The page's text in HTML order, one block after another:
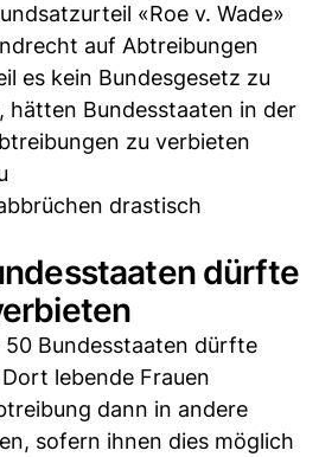
«Roe v. Wade»
auf Abtreibungen
es kein Bundesgesetz zu
hätten Bundesstaaten in der
zu verbieten
drastisch
dürfte
50 Bundesstaaten dürfte
lebende Frauen
dann in andere
sofern ihnen dies möglich